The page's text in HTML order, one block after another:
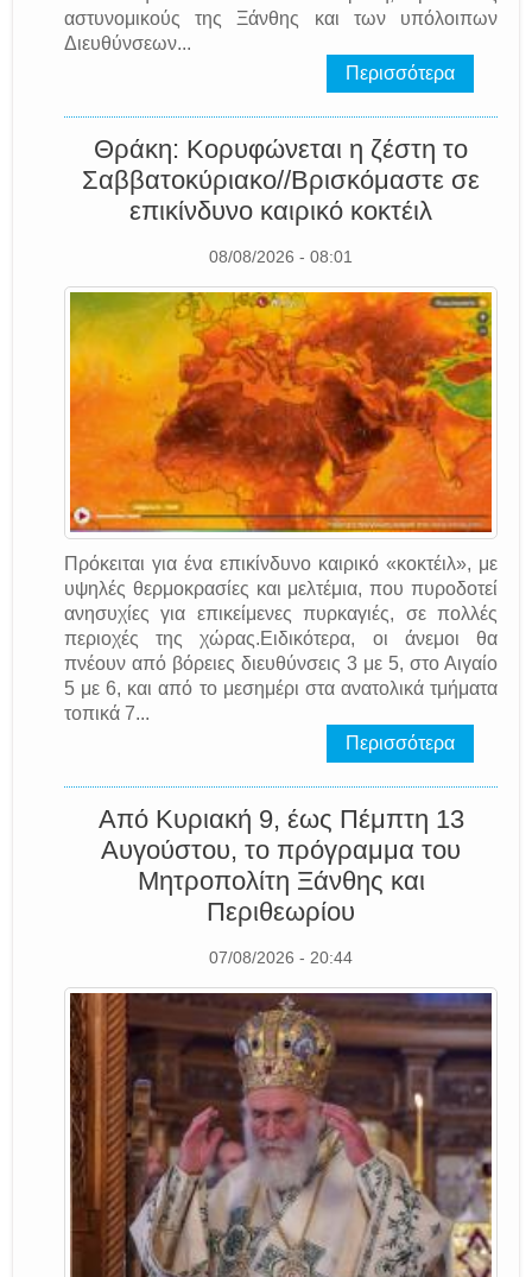
αστυνομικούς της Ξάνθης και των υπόλοιπων
Διευθύνσεων...
Περισσότερα
Θράκη: Κορυφώνεται η ζέστη το
Σαββατοκύριακο//Βρισκόμαστε σε
επικίνδυνο καιρικό κοκτέιλ
08/08/2026 - 08:01
Πρόκειται για ένα επικίνδυνο καιρικό «κοκτέιλ», με
υψηλές θερμοκρασίες και μελτέμια, που πυροδοτεί
ανησυχίες για επικείμενες πυρκαγιές, σε πολλές
περιοχές της χώρας.Ειδικότερα, οι άνεμοι θα
πνέουν από βόρειες διευθύνσεις 3 με 5, στο Αιγαίο
5 με 6, και από το μεσημέρι στα ανατολικά τμήματα
τοπικά 7...
Περισσότερα
Από Κυριακή 9, έως Πέμπτη 13
Αυγούστου, το πρόγραμμα του
Μητροπολίτη Ξάνθης και
Περιθεωρίου
07/08/2026 - 20:44